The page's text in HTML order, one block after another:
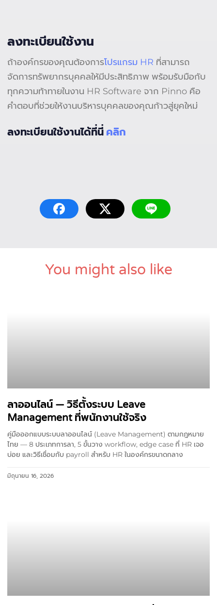
ลงทะเบียนใช้งาน
ถ้าองค์กรของคุณต้องการโปรแกรม HR ที่สามารถ
จัดการทรัพยากรบุคคลให้มีประสิทธิภาพ พร้อมรับมือกับ
ทุกความท้าทายในงาน HR Software จาก Pinno คือ
คำตอบที่ช่วยให้งานบริหารบุคคลของคุณก้าวสู่ยุคใหม่
ลงทะเบียนใช้งานได้ที่นี่ คลิก
You might also like
ลาออนไลน์ — วิธีตั้งระบบ Leave
Management ที่พนักงานใช้จริง
คู่มือออกแบบระบบลาออนไลน์ (Leave Management) ตามกฎหมาย
ไทย — 8 ประเภทการลา, 5 ขั้นวาง workflow, edge case ที่ HR เจอ
บ่อย และวิธีเชื่อมกับ payroll สำหรับ HR ในองค์กรขนาดกลาง
มิถุนายน 16, 2026